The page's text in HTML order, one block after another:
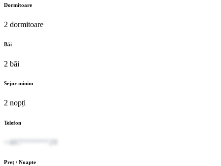
Dormitoare
2 dormitoare
Băi
2 băi
Sejur minim
2 nopți
Telefon
+407******29
Preț / Noapte